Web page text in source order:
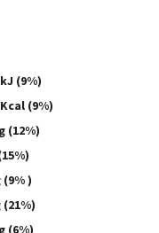
(9%)
(9%)
(12%)
(9% )
(21%)